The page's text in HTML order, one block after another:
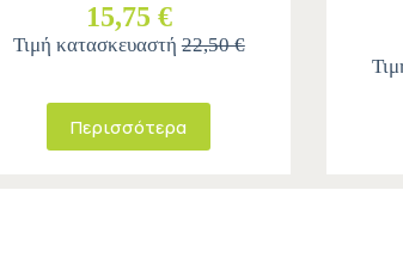
15,75 €
Τιμή κατασκευαστή22,50 €
Περισσότερα